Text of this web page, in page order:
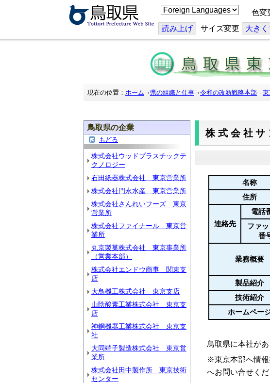
こ
の
ジ
を
訳
す
る
色変
読み上げ サイズ変更 大き
現在の位置： ホーム 県の組織と仕事 令和の改新戦略本部
鳥取県の企業
もどる
株式会社ウッドプラスチックテ
クノロジー
石田紙器株式会社 東京営業所
株式会社門永水産 東京営業所
株式会社さんれいフーズ 東京
営業所
株式会社ファイナール 東京営
業所
丸京製菓株式会社 東京事業所
（営業本部）
株式会社エンドウ商事 関東支
店
大鳥機工株式会社 東京支店
山陰酸素工業株式会社 東京支
店
神鋼機器工業株式会社 東京支
社
大同端子製造株式会社 東京営
業所
株式会社田中製作所 東京技術
センター
株式会社
名称
住所
連絡先
電話
ファ
番
業務概要
製品紹介
技術紹介
ホームペー
鳥取県に本社が
※東京本部へ情報
へお問い合せくだ